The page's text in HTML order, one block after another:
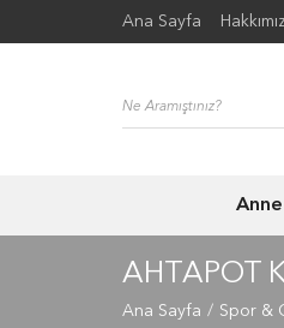
Ana Sayfa
AHTAPOT
Ana Sayfa Spor &